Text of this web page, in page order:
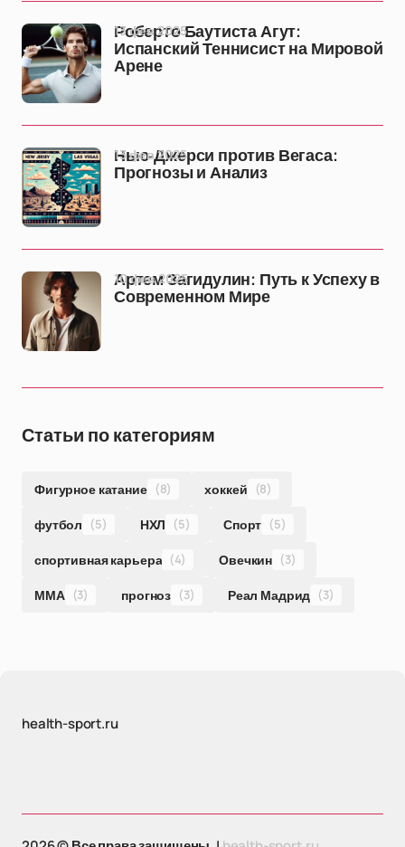
Роберто Баутиста Агут:
Испанский Теннисист на Мировой
Арене
13 фев 2025
Нью-Джерси против Вегаса:
Прогнозы и Анализ
13 фев 2025
Артем Загидулин: Путь к Успеху в
Современном Мире
10 фев 2025
Статьи по категориям
Фигурное катание (8) хоккей (8)
футбол (5) НХЛ (5) Спорт (5)
спортивная карьера (4) Овечкин (3)
ММА (3) прогноз (3) Реал Мадрид (3)
health-sport.ru